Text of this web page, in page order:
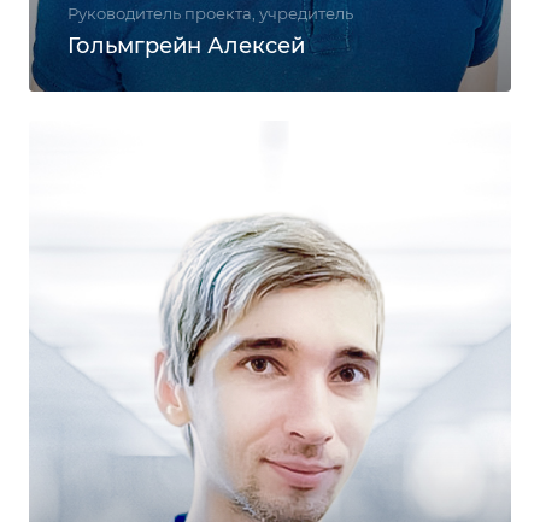
Руководитель проекта, учредитель
Гольмгрейн Алексей